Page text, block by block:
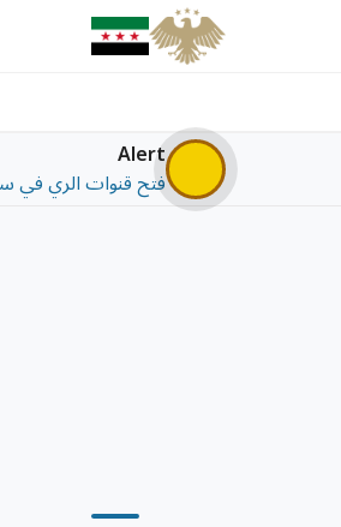
Alert
فتح قنوات الري في